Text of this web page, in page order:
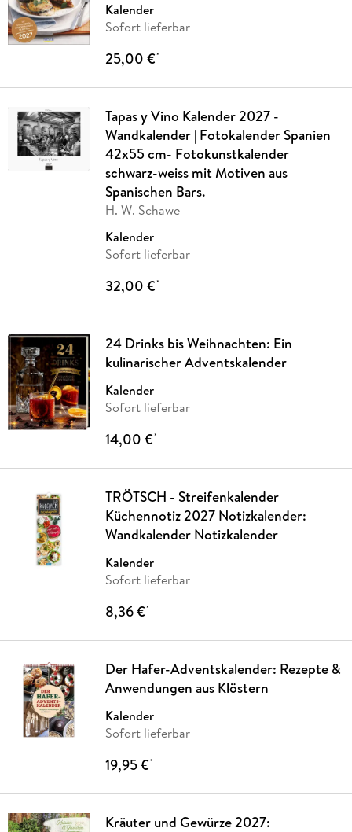
Kalender
Sofort lieferbar
25,00 €*
Tapas y Vino Kalender 2027 -
Wandkalender | Fotokalender Spanien
42x55 cm- Fotokunstkalender
schwarz-weiss mit Motiven aus
Spanischen Bars.
H. W. Schawe
Kalender
Sofort lieferbar
32,00 €*
24 Drinks bis Weihnachten: Ein
kulinarischer Adventskalender
Kalender
Sofort lieferbar
14,00 €*
TRÖTSCH - Streifenkalender
Küchennotiz 2027 Notizkalender:
Wandkalender Notizkalender
Kalender
Sofort lieferbar
8,36 €*
Der Hafer-Adventskalender: Rezepte &
Anwendungen aus Klöstern
Kalender
Sofort lieferbar
19,95 €*
Kräuter und Gewürze 2027: